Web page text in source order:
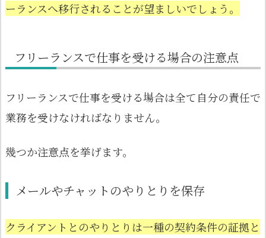
ーランスへ移行されることが望ましいでしょう。
フリーランスで仕事を受ける場合の注意点
フリーランスで仕事を受ける場合は全て自分の責任で
業務を受けなければなりません。
幾つか注意点を挙げます。
メールやチャットのやりとりを保存
クライアントとのやりとりは一種の契約条件の証拠と